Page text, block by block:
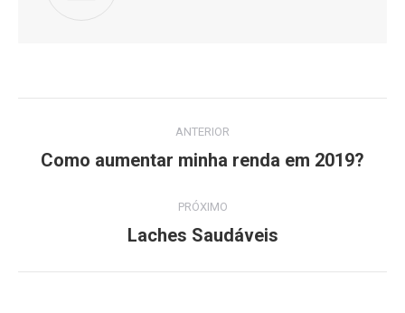
de
ANTERIOR
Post
Como aumentar minha renda em 2019?
PRÓXIMO
Próximo
Laches Saudáveis